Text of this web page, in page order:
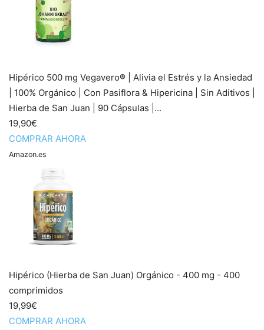
Hipérico 500 mg Vegavero® | Alivia el Estrés y la Ansiedad
| 100% Orgánico | Con Pasiflora & Hipericina | Sin Aditivos |
Hierba de San Juan | 90 Cápsulas |...
19,90€
COMPRAR AHORA
Amazon.es
Hipérico (Hierba de San Juan) Orgánico - 400 mg - 400
comprimidos
19,99€
COMPRAR AHORA